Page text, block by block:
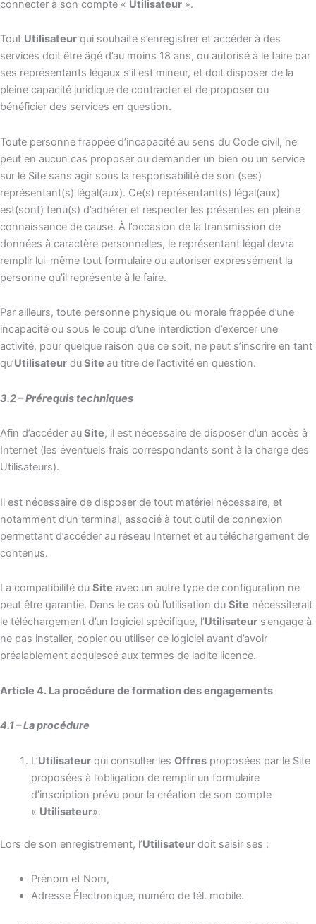
connecter à son compte « Utilisateur ».
Tout Utilisateur qui souhaite s’enregistrer et accéder à des
services doit être âgé d’au moins 18 ans, ou autorisé à le faire par
ses représentants légaux s’il est mineur, et doit disposer de la
pleine capacité juridique de contracter et de proposer ou
bénéficier des services en question.
Toute personne frappée d’incapacité au sens du Code civil, ne
peut en aucun cas proposer ou demander un bien ou un service
sur le Site sans agir sous la responsabilité de son (ses)
représentant(s) légal(aux). Ce(s) représentant(s) légal(aux)
est(sont) tenu(s) d’adhérer et respecter les présentes en pleine
connaissance de cause. À l’occasion de la transmission de
données à caractère personnelles, le représentant légal devra
remplir lui-même tout formulaire ou autoriser expressément la
personne qu’il représente à le faire.
Par ailleurs, toute personne physique ou morale frappée d’une
incapacité ou sous le coup d’une interdiction d’exercer une
activité, pour quelque raison que ce soit, ne peut s’inscrire en tant
qu’Utilisateur duSite au titre de l’activité en question.
3.2 – Prérequis techniques
Afin d’accéder auSite, il est nécessaire de disposer d’un accès à
Internet (les éventuels frais correspondants sont à la charge des
Utilisateurs).
Il est nécessaire de disposer de tout matériel nécessaire, et
notamment d’un terminal, associé à tout outil de connexion
permettant d’accéder au réseau Internet et au téléchargement de
contenus.
La compatibilité du Site avec un autre type de configuration ne
peut être garantie. Dans le cas où l’utilisation du Site nécessiterait
le téléchargement d’un logiciel spécifique, l’Utilisateur s’engage à
ne pas installer, copier ou utiliser ce logiciel avant d’avoir
préalablement acquiescé aux termes de ladite licence.
Article 4. La procédure de formation des engagements
4.1 – La procédure
L’Utilisateurqui consulter les Offresproposées par le Site
proposées à l’obligation de remplir un formulaire
d’inscription prévu pour la création de son compte
« Utilisateur».
Lors de son enregistrement, l’Utilisateurdoit saisir ses :
Prénom et Nom,
Adresse Électronique, numéro de tél. mobile.